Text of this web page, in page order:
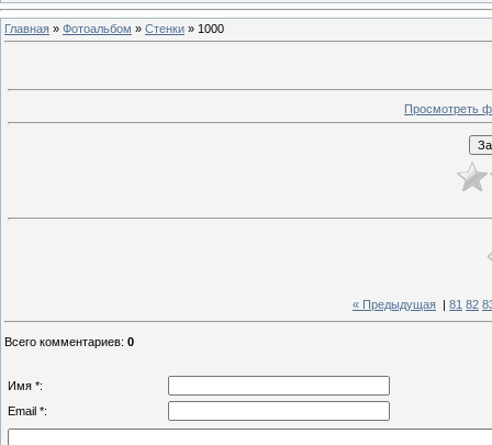
Главная » Фотоальбом » Стенки » 1000
Просмотреть
« Предыдущая 81 82
Всего комментариев: 0
Имя *:
Email *: